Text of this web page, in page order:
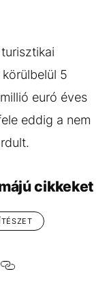
5
euró éves
eddig a nem
cikkeket